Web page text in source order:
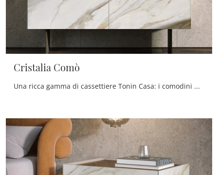
Cristalia Comò
Una ricca gamma di cassettiere Tonin Casa: i comodini moderni in vetro, come Cristalia Comò, sono tra le soluzioni più originali.